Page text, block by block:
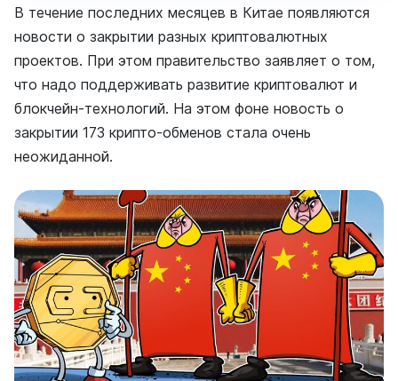
В течение последних месяцев в Китае появляются
новости о закрытии разных криптовалютных
проектов. При этом правительство заявляет о том,
что надо поддерживать развитие криптовалют и
блокчейн-технологий. На этом фоне новость о
закрытии 173 крипто-обменов стала очень
неожиданной.